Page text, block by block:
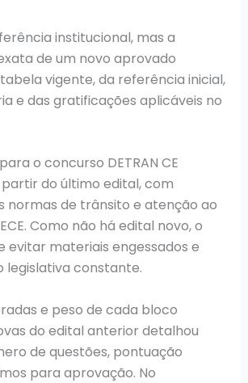
institucional, mas a
de um novo aprovado
vigente, da referência inicial,
e das gratificações aplicáveis no
o concurso DETRAN CE
do último edital, com
normas de trânsito e atenção ao
Como não há edital novo, o
evitar materiais engessados e
legislativa constante.
e peso de cada bloco
do edital anterior detalhou
de questões, pontuação
para aprovação. No